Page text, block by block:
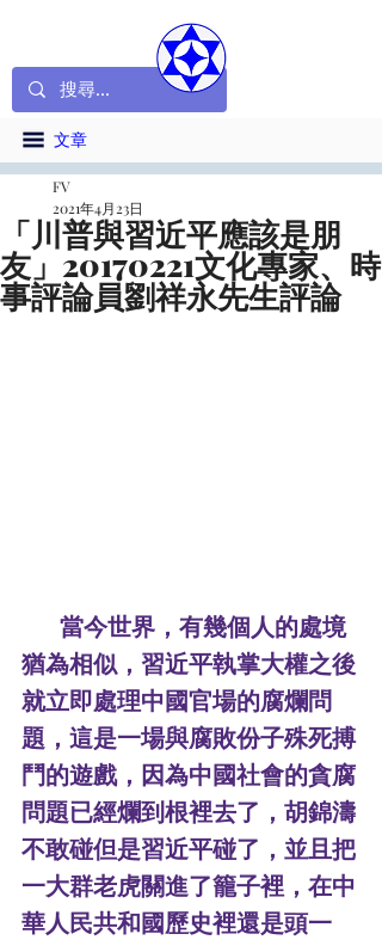
文章
「川普與習近平應該是朋
友」20170221文化專家、時
事評論員劉祥永先生評論
FV
2021年4月23日
當今世界，有幾個人的處境
猶為相似，習近平執掌大權之後
就立即處理中國官場的腐爛問
題，這是一場與腐敗份子殊死搏
鬥的遊戲，因為中國社會的貪腐
問題已經爛到根裡去了，胡錦濤
不敢碰但是習近平碰了，並且把
一大群老虎關進了籠子裡，在中
華人民共和國歷史裡還是頭一